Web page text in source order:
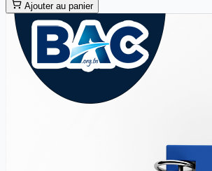
Ajouter au panier